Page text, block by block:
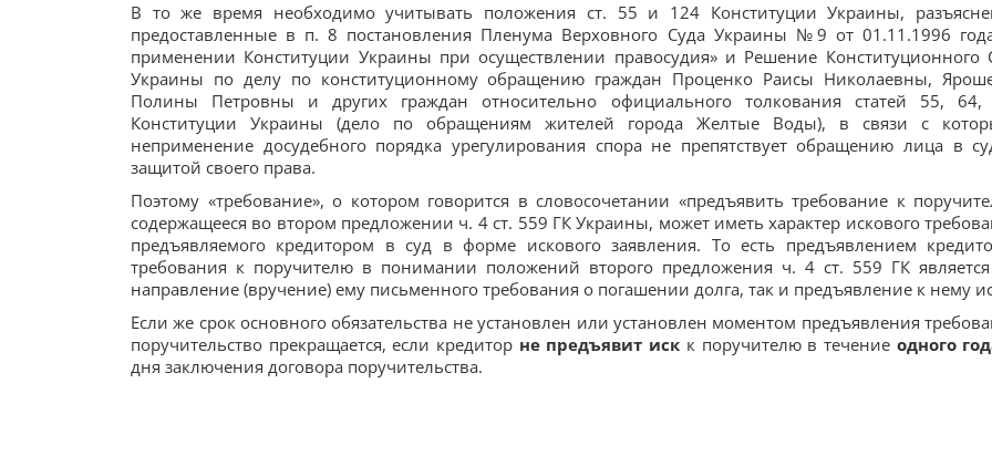
В то же время необходимо учитывать положения ст. 55 и 124 Конституции Украины,
предоставленные в п. 8 постановления Пленума Верховного Суда Украины №9 от 01.11.1996
применении Конституции Украины при осуществлении правосудия» и Решение Конституционного
Украины по делу по конституционному обращению граждан Проценко Раисы Николаевны,
Полины Петровны и других граждан относительно официального толкования статей 55, 64,
Конституции Украины (дело по обращениям жителей города Желтые Воды), в связи с
неприменение досудебного порядка урегулирования спора не препятствует обращению лица в
защитой своего права.
Поэтому «требование», о котором говорится в словосочетании «предъявить требование к
содержащееся во втором предложении ч. 4 ст. 559 ГК Украины, может иметь характер искового
предъявляемого кредитором в суд в форме искового заявления. То есть предъявлением
требования к поручителю в понимании положений второго предложения ч. 4 ст. 559 ГК
направление (вручение) ему письменного требования о погашении долга, так и предъявление к нему
Если же срок основного обязательства не установлен или установлен моментом предъявления
поручительство прекращается, если кредитор не предъявит иск к поручителю в течение одного
дня заключения договора поручительства.